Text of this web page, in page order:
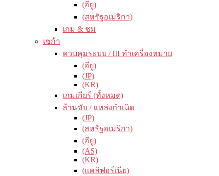
(อียู)
(สหรัฐอเมริกา)
เกม & ชม
เซก้า
ควบคุมระบบ / III ทำเครื่องหมาย
(อียู)
(JP)
(KR)
เกมเกียร์ (ทั้งหมด)
ล้านขับ / แหล่งกำเนิด
(JP)
(สหรัฐอเมริกา)
(อียู)
(AS)
(KR)
(แคลิฟอร์เนีย)